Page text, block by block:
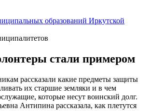
образований Иркутской
стали примером
рассказали какие предметы защиты
их старшие земляки и в чем
которые несут воинский долг.
Антипина рассказала, как плетутся